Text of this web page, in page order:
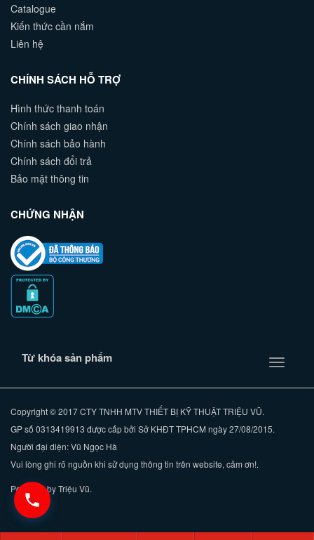
Catalogue
Kiến thức cần nắm
Liên hệ
CHÍNH SÁCH HỖ TRỢ
Hình thức thanh toán
Chính sách giao nhận
Chính sách bảo hành
Chính sách đổi trả
Bảo mật thông tin
CHỨNG NHẬN
Toggle
Từ khóa sản phẩm
Copyright © 2017 CTY TNHH MTV THIẾT BỊ KỸ THUẬT TRIỆU VŨ.
GP số 0313419913 được cấp bởi Sở KHĐT TPHCM ngày 27/08/2015.
Người đại diện: Vũ Ngọc Hà
Vui lòng ghi rõ nguồn khi sử dụng thông tin trên website, cảm ơn!.
Powered by Triệu Vũ.